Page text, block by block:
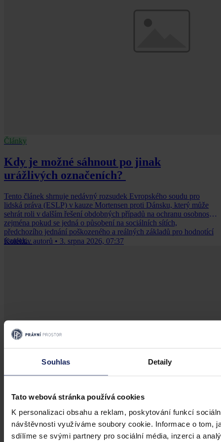
Souhlas Detaily
Tato webová stránka používá cookies
K personalizaci obsahu a reklam, poskytování funkcí
návštěvnosti využíváme soubory cookie. Informace o tom,
sdílíme se svými partnery pro sociální média, inzerci a
Články
Kdy je možné sáhnout po jinak
urážlivých označeních?
Tento článek shrnuje nedávný rozsudek Evropského soudu pro
lidská práva (ESLP) v kauze Mortensen proti Dánsku, který může
sehrát roli v dalším řešení obdobných případů na ochranu osobnosti,
zejména pokud se jedná o působení na sociálních sítích,
předchozího jednání poškozeného a reálných základů pro hodnotící
úsudek.
Kolektiv autorů • 3. srpna 2026, 07:37